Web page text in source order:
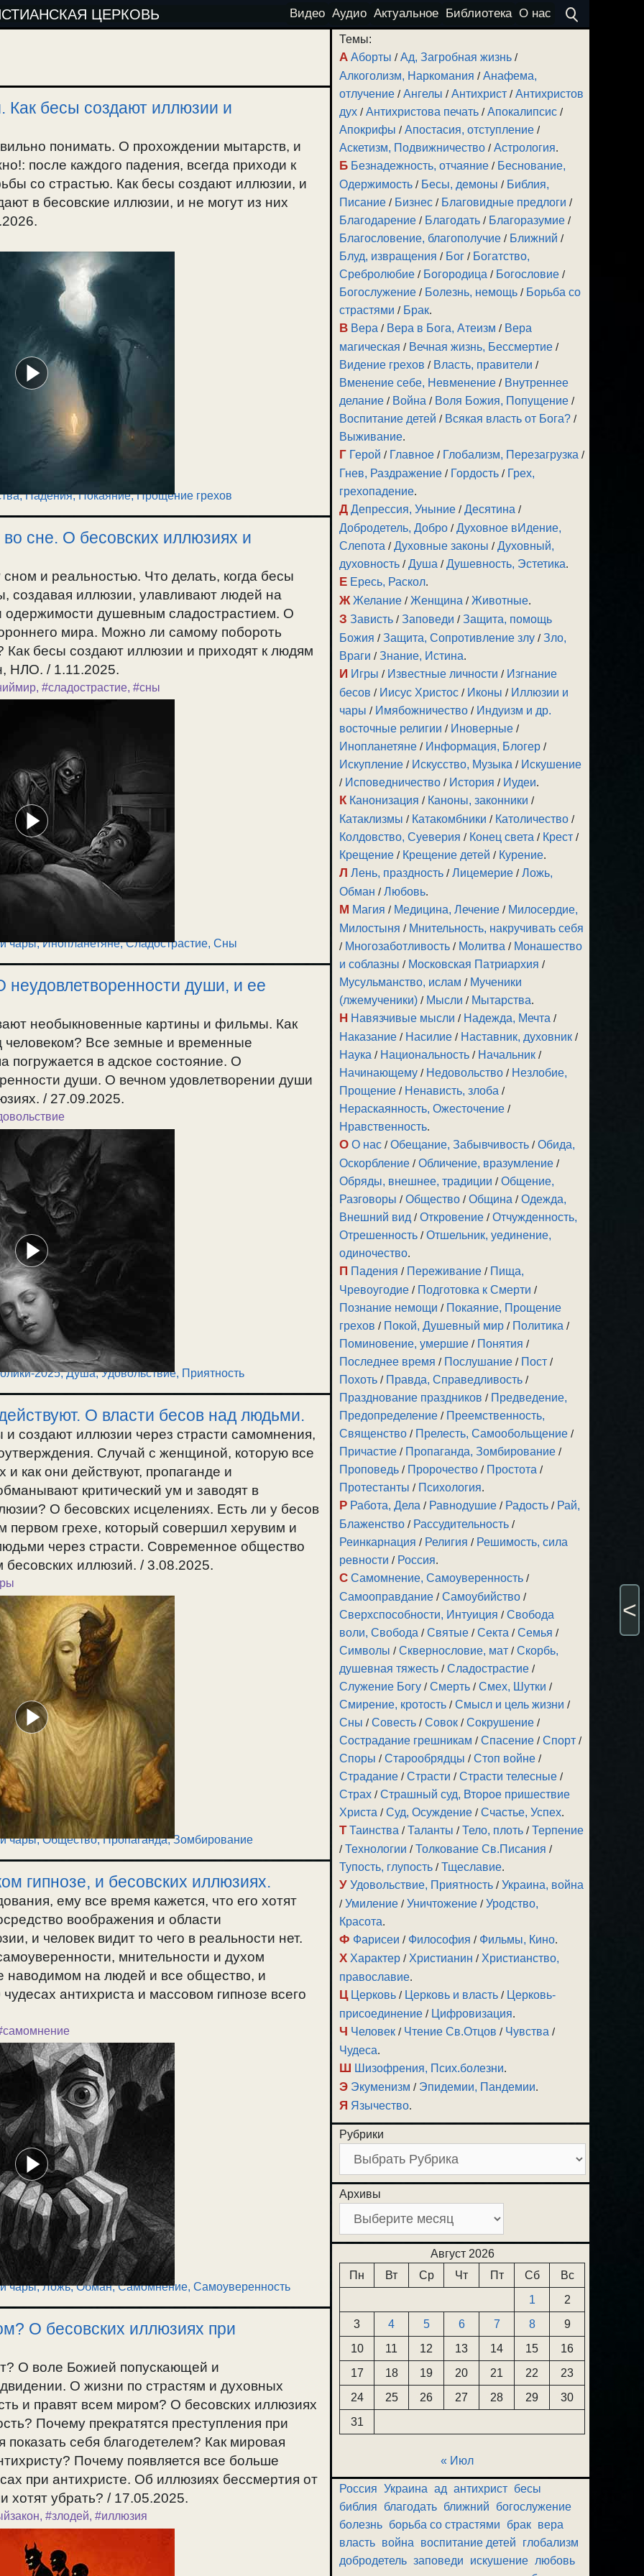
ЦЕРКОВЬ Видео Аудио Актуальное Библиотека О нас
Как бесы создают иллюзии и
понимать. О прохождении мытарств, и
после каждого падения, всегда приходи к
со страстью. Как бесы создают иллюзии, и
в бесовские иллюзии, и не могут из них
,Падения,Покаяние, Прощение грехов
сне. О бесовских иллюзиях и
и реальностью. Что делать, когда бесы
создавая иллюзии, улавливают людей на
одержимости душевным сладострастием. О
мира. Можно ли самому побороть
Как бесы создают иллюзии и приходят к людям
НЛО. / 1.11.2025.
, #сладострастие, #сны
чары,Инопланетяне,Сладострастие, Сны
души, и ее
необыкновенные картины и фильмы. Как
человеком? Все земные и временные
погружается в адское состояние. О
души. О вечном удовлетворении души
/ 27.09.2025.
2025,Душа,Удовольствие, Приятность
О власти бесов над людьми.
создают иллюзии через страсти самомнения,
Случай с женщиной, которую все
как они действуют, пропаганде и
критический ум и заводят в
О бесовских исцелениях. Есть ли у бесов
грехе, который совершил херувим и
через страсти. Современное общество
бесовских иллюзий. / 3.08.2025.
чары,Общество,Пропаганда, Зомбирование
гипнозе, и бесовских иллюзиях.
ему все время кажется, что его хотят
воображения и области
и человек видит то чего в реальности нет.
мнительности и духом
наводимом на людей и все общество, и
антихриста и массовом гипнозе всего
чары,Ложь, Обман,Самомнение, Самоуверенность
О бесовских иллюзиях при
О воле Божией попускающей и
О жизни по страстям и духовных
и правят всем миром? О бесовских иллюзиях
Почему прекратятся преступления при
себя благодетелем? Как мировая
Почему появляется все больше
при антихристе. Об иллюзиях бессмертия от
хотят убрать? / 17.05.2025.
, #злодей, #иллюзия
Темы:
А Аборты /Ад, Загробная жизнь /
Алкоголизм, Наркомания /Анафема,
отлучение /Ангелы /Антихрист /Антихристов
дух /Антихристова печать /Апокалипсис /
Апокрифы /Апостасия, отступление /
Аскетизм, Подвижничество /Астрология.
Б Безнадежность, отчаяние / Беснование,
Одержимость / Бесы, демоны / Библия,
Писание / Бизнес / Благовидные предлоги /
Благодарение / Благодать / Благоразумие /
Благословение, благополучие / Ближний /
Блуд, извращения / Бог / Богатство,
Сребролюбие / Богородица / Богословие /
Богослужение / Болезнь, немощь / Борьба со
страстями / Брак.
В Вера / Вера в Бога, Атеизм / Вера
магическая / Вечная жизнь, Бессмертие /
Видение грехов / Власть, правители /
Вменение себе, Невменение / Внутреннее
делание / Война / Воля Божия, Попущение /
Воспитание детей / Всякая власть от Бога? /
Выживание.
Г Герой / Главное / Глобализм, Перезагрузка /
Гнев, Раздражение / Гордость / Грех,
грехопадение.
Д Депрессия, Уныние /Десятина /
Добродетель, Добро /Духовное вИдение,
Слепота /Духовные законы /Духовный,
духовность /Душа /Душевность, Эстетика.
Е Ересь, Раскол.
Ж Желание /Женщина /Животные.
З Зависть /Заповеди /Защита, помощь
Божия /Защита, Сопротивление злу /Зло,
Враги /Знание, Истина.
И Игры / Известные личности / Изгнание
бесов / Иисус Христос / Иконы / Иллюзии и
чары / Имябожничество / Индуизм и др.
восточные религии / Иноверные /
Инопланетяне / Информация, Блогер /
Искупление / Искусство, Музыка / Искушение
/ Исповедничество / История / Иудеи.
К Канонизация / Каноны, законники /
Катаклизмы / Катакомбники / Католичество /
Колдовство, Суеверия / Конец света / Крест /
Крещение / Крещение детей / Курение.
Л Лень, праздность /Лицемерие /Ложь,
Обман /Любовь.
М Магия / Медицина, Лечение / Милосердие,
Милостыня / Мнительность, накручивать себя
/ Многозаботливость / Молитва / Монашество
и соблазны / Московская Патриархия /
Мусульманство, ислам / Мученики
(лжемученики) / Мысли / Мытарства.
Н Навязчивые мысли / Надежда, Мечта /
Наказание / Насилие / Наставник, духовник /
Наука / Национальность / Начальник /
Начинающему / Недовольство / Незлобие,
Прощение / Ненависть, злоба /
Нераскаянность, Ожесточение /
Нравственность.
О О нас /Обещание, Забывчивость /Обида,
Оскорбление /Обличение, вразумление /
Обряды, внешнее, традиции /Общение,
Разговоры /Общество /Община /Одежда,
Внешний вид /Откровение /Отчужденность,
Отрешенность /Отшельник, уединение,
одиночество.
П Падения / Переживание / Пища,
Чревоугодие / Подготовка к Смерти /
Познание немощи / Покаяние, Прощение
грехов / Покой, Душевный мир / Политика /
Поминовение, умершие / Понятия /
Последнее время / Послушание / Пост /
Похоть / Правда, Справедливость /
Празднование праздников / Предведение,
Предопределение / Преемственность,
Священство / Прелесть, Самообольщение /
Причастие / Пропаганда, Зомбирование /
Проповедь / Пророчество / Простота /
Протестанты / Психология.
Р Работа, Дела / Равнодушие / Радость / Рай,
Блаженство / Рассудительность /
Реинкарнация / Религия / Решимость, сила
ревности / Россия.
С Самомнение, Самоуверенность /
Самооправдание /Самоубийство /
Сверхспособности, Интуиция /Свобода
воли, Свобода /Святые /Секта /Семья /
Символы /Сквернословие, мат /Скорбь,
душевная тяжесть /Сладострастие /
Служение Богу /Смерть /Смех, Шутки /
Смирение, кротость /Смысл и цель жизни /
Сны /Совесть /Совок /Сокрушение /
Сострадание грешникам /Спасение /Спорт /
Споры /Старообрядцы /Стоп войне /
Страдание /Страсти /Страсти телесные /
Страх /Страшный суд, Второе пришествие
Христа /Суд, Осуждение /Счастье, Успех.
Т Таинства /Таланты /Тело, плоть /Терпение
/Технологии /Толкование Св.Писания /
Тупость, глупость /Тщеславие.
У Удовольствие, Приятность /Украина, война
/Умиление /Уничтожение /Уродство,
Красота.
Ф Фарисеи / Философия / Фильмы, Кино.
Х Характер / Христианин / Христианство,
православие.
Ц Церковь / Церковь и власть / Церковь-
присоединение / Цифровизация.
Ч Человек / Чтение Св.Отцов / Чувства /
Чудеса.
Ш Шизофрения, Псих.болезни.
Э Экуменизм / Эпидемии, Пандемии.
Я Язычество.
Рубрики
Архивы
Август 2026
Пн
Вт Ср Чт Пт Сб
Вс
1
2
3
4 5 6 7 8
9
10
11 12 13 14 15
16
17
18 19 20 21 22
23
24
25 26 27 28 29
30
31
« Июл
Россия Украина ад антихрист бесы
библия
благодать ближний
богослужение
болезнь борьба со страстями брак вера
власть война воспитание детей
глобализм
добродетель заповеди искушение любовь
<